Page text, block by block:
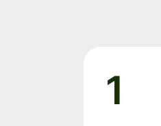
1